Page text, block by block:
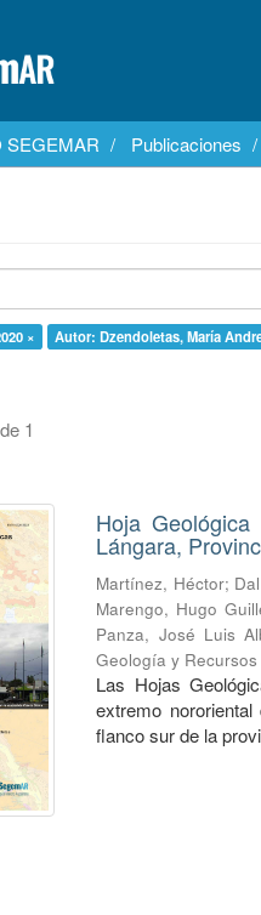
SEGEMAR Publicaciones
× Autor: Dzendoletas, María
1
Hoja
Lángara,
Martínez, Héctor;
Marengo, Hugo
Panza, José Luis
Geología y
Las Hojas
extremo
flanco sur de la